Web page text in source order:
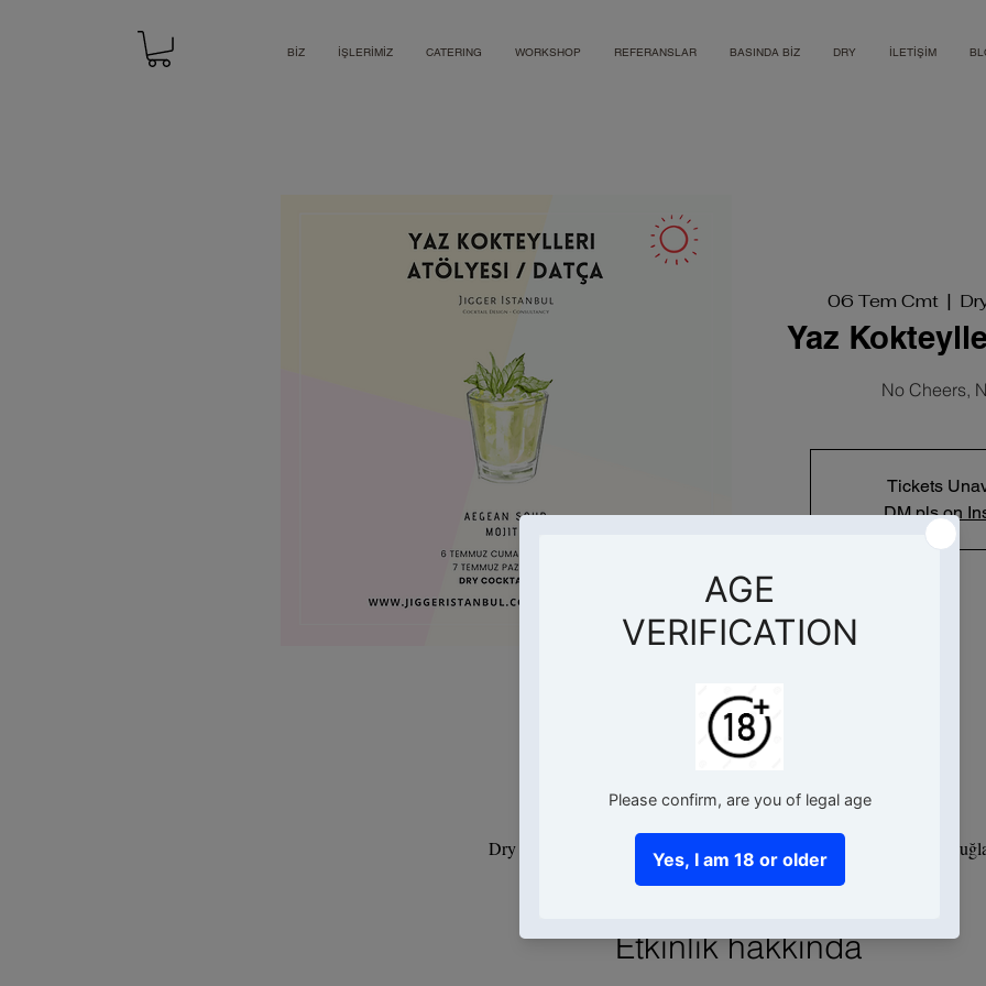
BİZ İŞLERİMİZ CATERING WORKSHOP REFERANSLAR BASINDA BİZ DRY İLETİŞİM
06 Tem Cmt
  |
Yaz
No Cheers,
Tickets
DM pls on
Dry Cocktail Bar, İskele, Eski, Can Yücel Sk No:6, 48900 Datça/
Etkinlik hakkında